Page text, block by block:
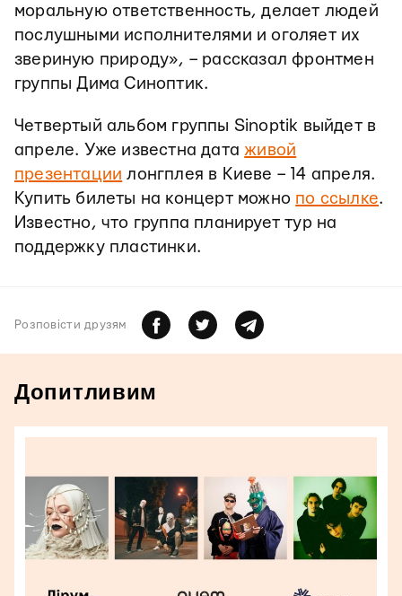
моральную ответственность, делает людей
послушными исполнителями и оголяет их
звериную природу», – рассказал фронтмен
группы Дима Синоптик.
Четвертый альбом группы Sinoptik выйдет в
апреле. Уже известна датаживой
презентации лонгплея в Киеве – 14 апреля.
Купить билеты на концерт можно по ссылке.
Известно, что группа планирует тур на
поддержку пластинки.
Розповiсти друзям
Допитливим